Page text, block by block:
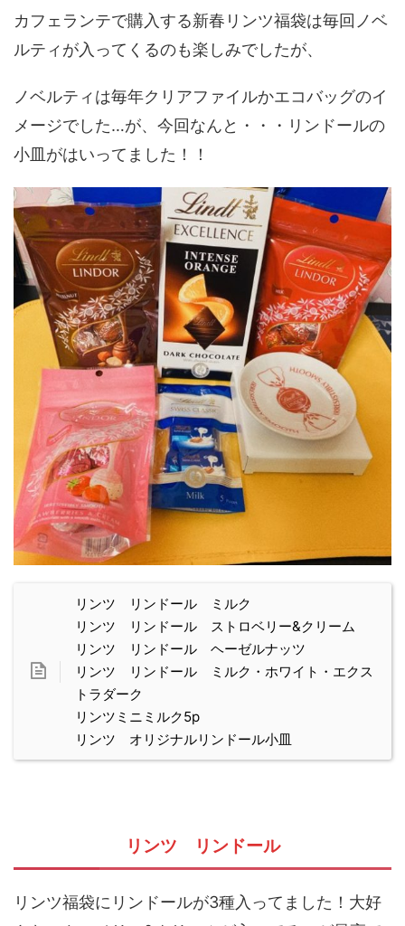
カフェランテで購入する新春リンツ福袋は毎回ノベ
ルティが入ってくるのも楽しみでしたが、
ノベルティは毎年クリアファイルかエコバッグのイ
メージでした…が、今回なんと・・・リンドールの
小皿がはいってました！！
リンツ リンドール ミルク
リンツ リンドール ストロベリー&クリーム
リンツ リンドール ヘーゼルナッツ
リンツ リンドール ミルク・ホワイト・エクス
トラダーク
リンツミニミルク5p
リンツ オリジナルリンドール小皿
リンツ リンドール
リンツ福袋にリンドールが3種入ってました！大好